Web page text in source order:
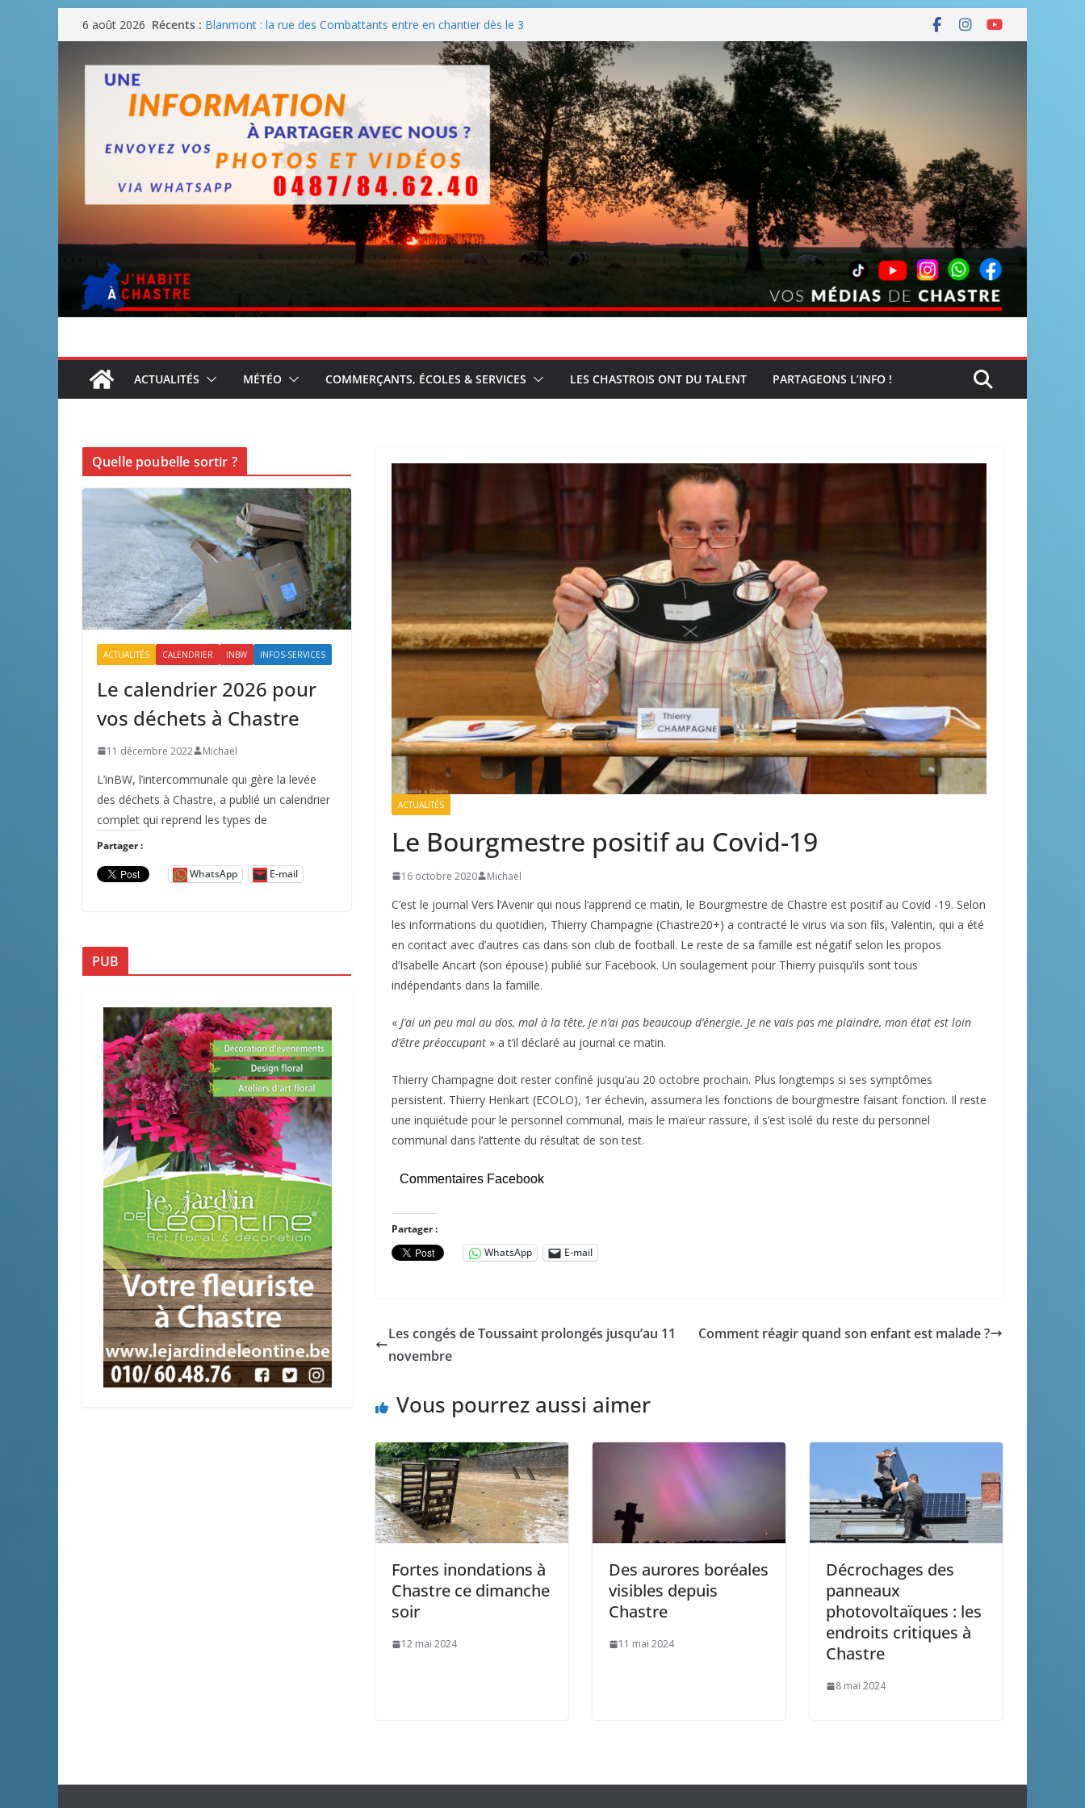
Passer
au
contenu
6 août 2026 Récents : Blanmont : la rue des Combattants entre en chantier dès le 3
août
Une fête nationale sans drache
ACTUALITÉS MÉTÉO COMMERÇANTS, ÉCOLES & SERVICES LES CHASTROIS ONT DU TALENT PARTAGEONS L’INFO !
ACTUALITÉS
Le Bourgmestre positif au Covid-19
16 octobre 2020 Michaël
C’est le journal Vers l’Avenir qui nous l’apprend ce matin, le Bourgmestre de Chastre est positif au Covid -19. Selon
les informations du quotidien, Thierry Champagne (Chastre20+) a contracté le virus via son fils, Valentin, qui a été
en contact avec d’autres cas dans son club de football. Le reste de sa famille est négatif selon les propos
d’Isabelle Ancart (son épouse) publié sur Facebook. Un soulagement pour Thierry puisqu’ils sont tous
indépendants dans la famille.
« J’ai un peu mal au dos, mal à la tête, je n’ai pas beaucoup d’énergie. Je ne vais pas me plaindre, mon état est loin
d’être préoccupant » a t’il déclaré au journal ce matin.
Thierry Champagne doit rester confiné jusqu’au 20 octobre prochain. Plus longtemps si ses symptômes
persistent. Thierry Henkart (ECOLO), 1er échevin, assumera les fonctions de bourgmestre faisant fonction. Il reste
une inquiétude pour le personnel communal, mais le maïeur rassure, il s’est isolé du reste du personnel
communal dans l’attente du résultat de son test.
Commentaires Facebook
Partager :
WhatsApp
E-mail
Les congés de Toussaint prolongés jusqu’au 11
novembre
Comment réagir quand son enfant est malade ?
Vous pourrez aussi aimer
Fortes inondations à
Chastre ce dimanche
soir
12 mai 2024
Des aurores boréales
visibles depuis
Chastre
11 mai 2024
Décrochages des
panneaux
photovoltaïques : les
endroits critiques à
Chastre
8 mai 2024
Quelle poubelle sortir ?
ACTUALITÉS CALENDRIER INBW INFOS-SERVICES
Le calendrier 2026 pour
vos déchets à Chastre
11 décembre 2022 Michaël
L’inBW, l’intercommunale qui gère la levée
des déchets à Chastre, a publié un calendrier
complet qui reprend les types de
Partager :
WhatsApp E-mail
PUB